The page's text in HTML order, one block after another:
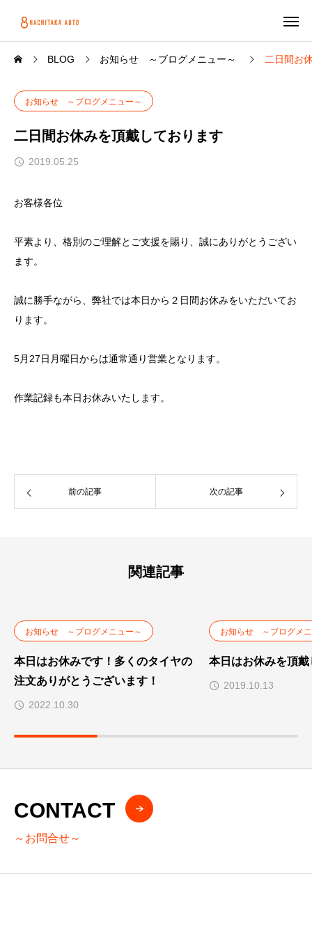
BLOG お知らせ ～ブログメニュー～ 二日間お
お知らせ ～ブログメニュー～
二日間お休みを頂戴しております
2019.05.25
お客様各位
平素より、格別のご理解とご支援を賜り、誠にありがとうござい
ます。
誠に勝手ながら、弊社では本日から２日間お休みをいただいてお
ります。
5月27日月曜日からは通常通り営業となります。
作業記録も本日お休みいたします。
前の記事 次の記事
関連記事
お知らせ ～ブログメニュー～
本日はお休みです！多くのタイヤの
注文ありがとうございます！
2022.10.30
お知らせ ～ブログメ
本日はお休みを頂
2019.10.13
CONTACT
～お問合せ～